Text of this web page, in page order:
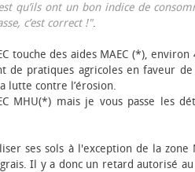
qu’ils ont un bon indice de
c’est correct !".
touche des aides MAEC (*),
de pratiques agricoles en faveur
lutte contre l’érosion.
MHU(*) mais je vous passe les
ses sols à l'exception de la zone
Il y a donc un retard autorisé au